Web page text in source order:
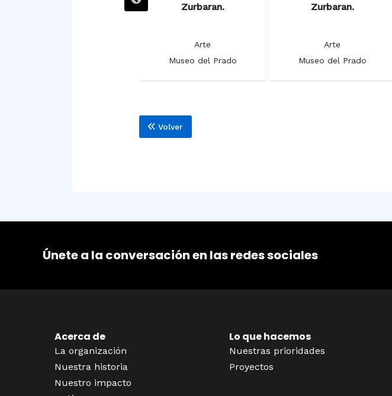
Zurbaran.
Arte
Museo del Prado
Zurbaran.
Arte
Museo del Prado
Volver
Únete a la conversación en las redes sociales
Acerca de
La organización
Nuestra historia
Nuestro impacto
Lo que hacemos
Nuestras prioridades
Proyectos